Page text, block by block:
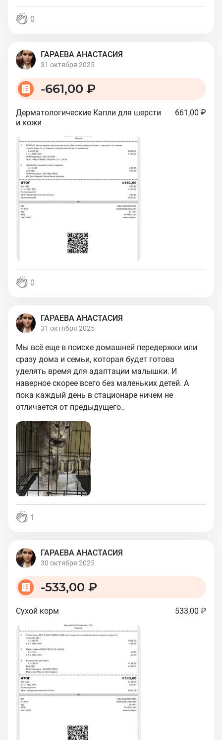
0
ГАРАЕВА АНАСТАСИЯ
31 октября 2025
-661,00 ₽
Дерматологические Капли для шерсти
и кожи
661,00 ₽
0
ГАРАЕВА АНАСТАСИЯ
31 октября 2025
Мы всё еще в поиске домашней передержки или
сразу дома и семьи, которая будет готова
уделять время для адаптации малышки. И
наверное скорее всего без маленьких детей. А
пока каждый день в стационаре ничем не
отличается от предыдущего..
1
ГАРАЕВА АНАСТАСИЯ
30 октября 2025
-533,00 ₽
Сухой корм 533,00 ₽